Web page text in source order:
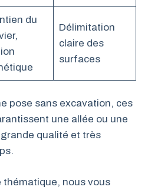
du
Délimitation
claire des
surfaces
pose sans excavation, ces
une allée ou une
qualité et très
nous vous